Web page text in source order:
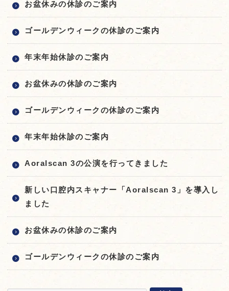
お盆休みの休診のご案内
ゴールデンウィークの休診のご案内
年末年始休診のご案内
お盆休みの休診のご案内
ゴールデンウィークの休診のご案内
年末年始休診のご案内
Aoralscan 3の公演を行ってきました
新しい口腔内スキャナー「Aoralscan 3」を導入し
ました
お盆休みの休診のご案内
ゴールデンウィークの休診のご案内